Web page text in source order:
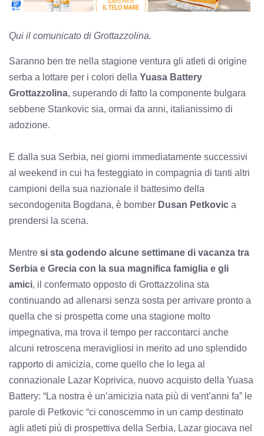
Qui il comunicato di Grottazzolina.
Saranno ben tre nella stagione ventura gli atleti di origine
serba a lottare per i colori della Yuasa Battery
Grottazzolina, superando di fatto la componente bulgara
sebbene Stankovic sia, ormai da anni, italianissimo di
adozione.
E dalla sua Serbia, nei giorni immediatamente successivi
al weekend in cui ha festeggiato in compagnia di tanti altri
campioni della sua nazionale il battesimo della
secondogenita Bogdana, è bomber Dusan Petkovic a
prendersi la scena.
Mentre si sta godendo alcune settimane di vacanza tra
Serbia e Grecia con la sua magnifica famiglia e gli
amici, il confermato opposto di Grottazzolina sta
continuando ad allenarsi senza sosta per arrivare pronto a
quella che si prospetta come una stagione molto
impegnativa, ma trova il tempo per raccontarci anche
alcuni retroscena meravigliosi in merito ad uno splendido
rapporto di amicizia, come quello che lo lega al
connazionale Lazar Koprivica, nuovo acquisto della Yuasa
Battery: “La nostra è un’amicizia nata più di vent’anni fa” le
parole di Petkovic “ci conoscemmo in un camp destinato
agli atleti più di prospettiva della Serbia, Lazar giocava nel